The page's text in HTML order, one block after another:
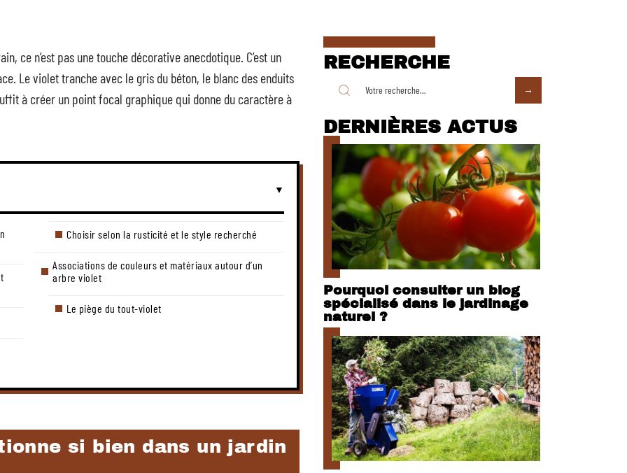
ce n’est pas une touche décorative anecdotique. C’est un
Le violet tranche avec le gris du béton, le blanc des enduits
à créer un point focal graphique qui donne du caractère à
Choisir selon la rusticité et le style recherché
Associations de couleurs et matériaux autour d’un
arbre violet
Le piège du tout-violet
si bien dans un jardin
RECHERCHE
DERNIÈRES ACTUS
Pourquoi consulter un blog
spécialisé dans le jardinage
naturel ?